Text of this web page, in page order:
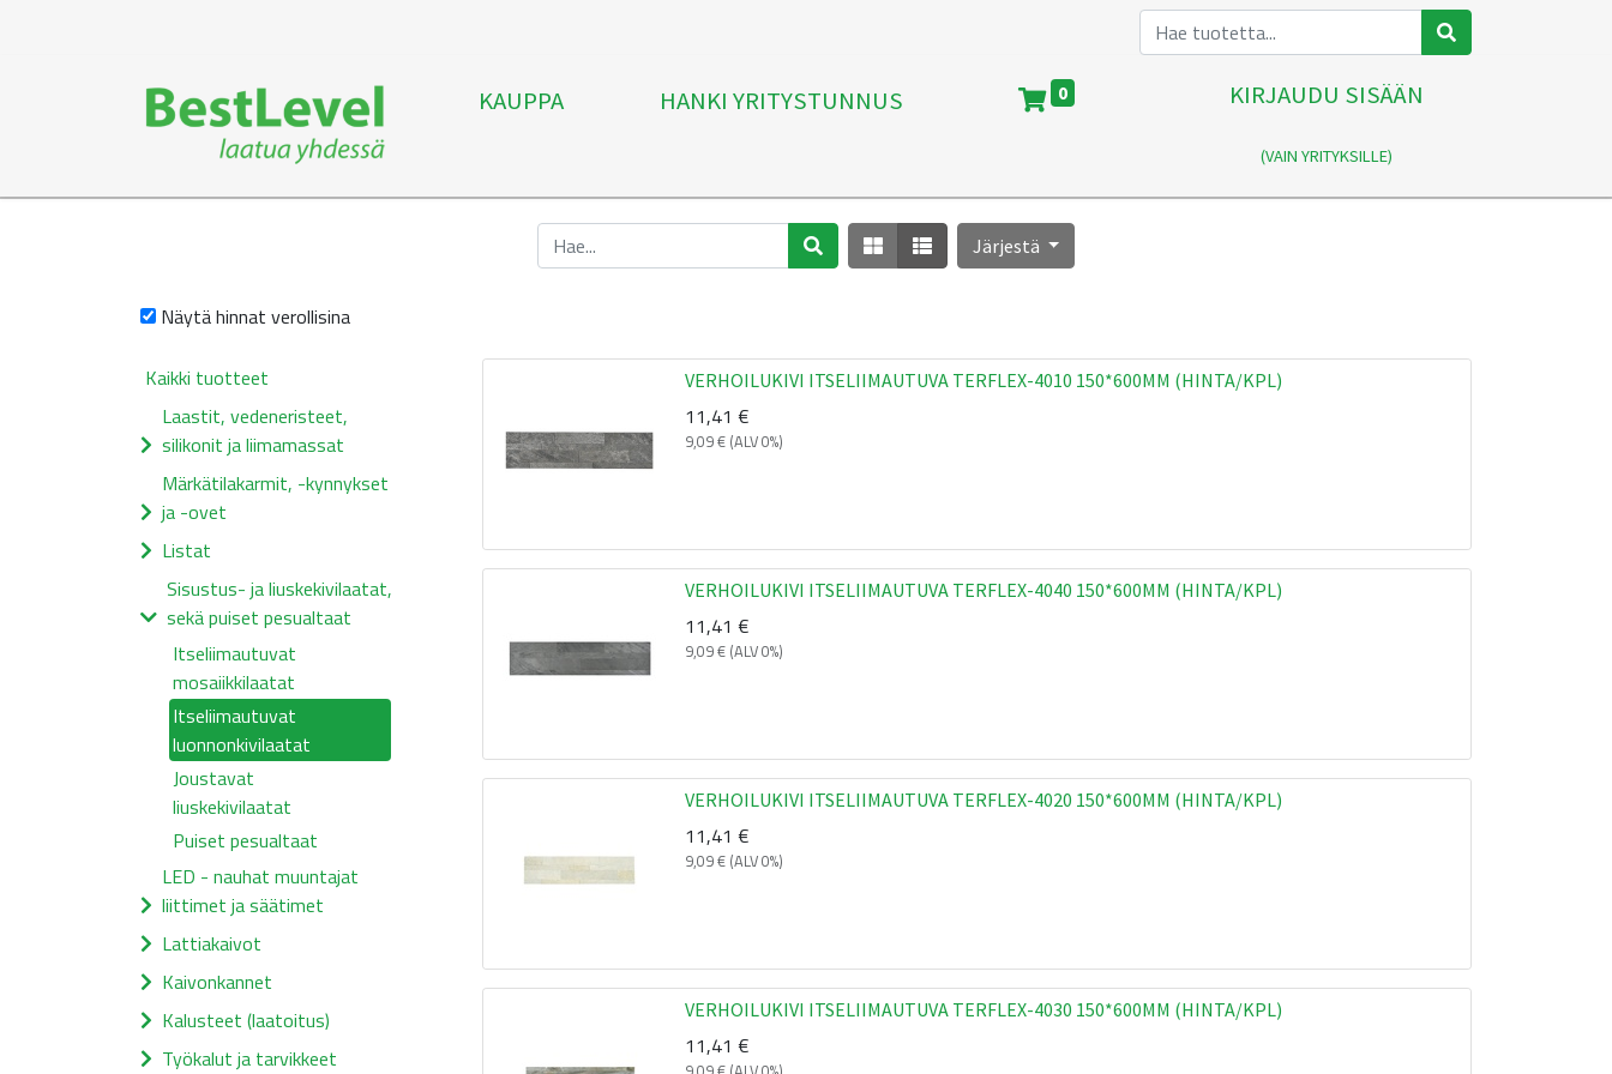
KAUPPA HANKI YRITYSTUNNUS 0 KIRJAUDU SISÄÄN
(VAIN YRITYKSILLE)
Järjestä
Näytä hinnat verollisina
Kaikki tuotteet
Laastit, vedeneristeet,
silikonit ja liimamassat
Märkätilakarmit, -kynnykset
ja -ovet
Listat
Sisustus- ja liuskekivilaatat,
sekä puiset pesualtaat
Itseliimautuvat
mosaiikkilaatat
Itseliimautuvat
luonnonkivilaatat
Joustavat
liuskekivilaatat
Puiset pesualtaat
LED - nauhat muuntajat
liittimet ja säätimet
Lattiakaivot
Kaivonkannet
Kalusteet (laatoitus)
Työkalut ja tarvikkeet
VERHOILUKIVI ITSELIIMAUTUVA TERFLEX-4010 150*600MM (HINTA/KPL)
11,41 €
9,09€ (ALV 0%)
VERHOILUKIVI ITSELIIMAUTUVA TERFLEX-4040 150*600MM (HINTA/KPL)
11,41 €
9,09€ (ALV 0%)
VERHOILUKIVI ITSELIIMAUTUVA TERFLEX-4020 150*600MM (HINTA/KPL)
11,41 €
9,09€ (ALV 0%)
VERHOILUKIVI ITSELIIMAUTUVA TERFLEX-4030 150*600MM (HINTA/KPL)
11,41 €